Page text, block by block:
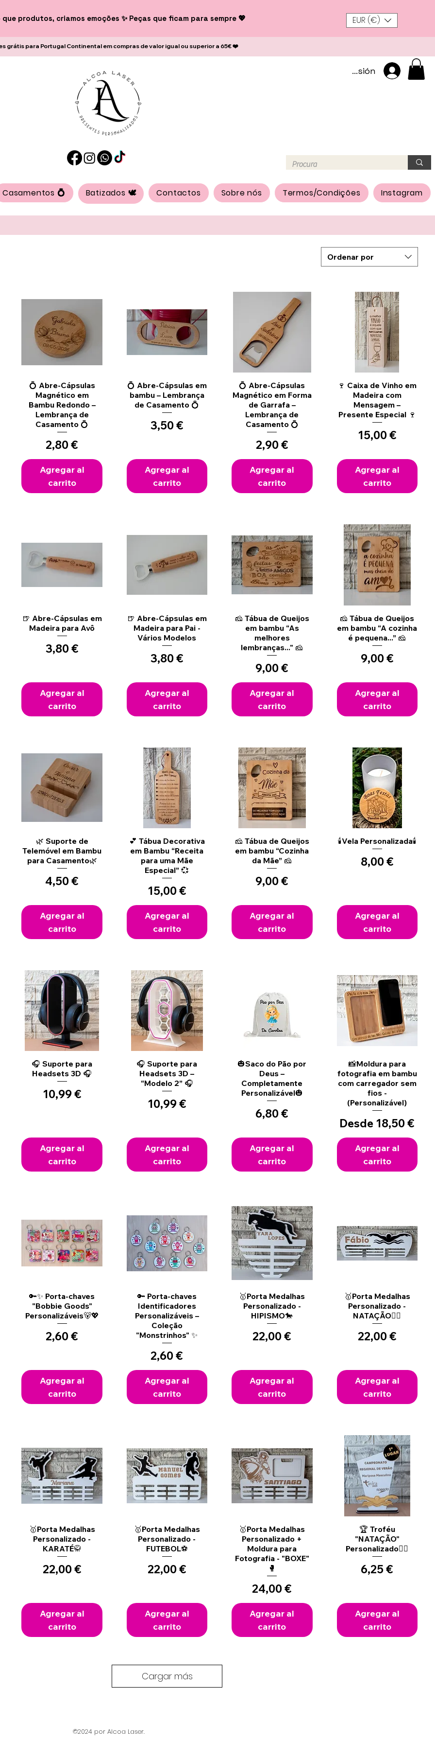
que produtos, criamos emoções ✨ Peças que ficam para sempre 💖 EUR (€)
grátis para Portugal Continental em compras de valor igual ou superior a 65€ ❤️
Iniciar sesión
Casamentos 💍 Batizados 🕊️ Contactos Sobre nós Termos/Condições Instagram
Ordenar por
Vista rápida
💍 Abre-Cápsulas
Magnético em
Bambu Redondo –
Lembrança de
Casamento 💍
Precio
2,80 €
Agregar al
carrito
Vista rápida
💍 Abre-Cápsulas em
bambu – Lembrança
de Casamento 💍
Precio
3,50 €
Agregar al
carrito
Vista rápida
💍 Abre-Cápsulas
Magnético em Forma
de Garrafa –
Lembrança de
Casamento 💍
Precio
2,90 €
Agregar al
carrito
Vista rápida
🍷 Caixa de Vinho em
Madeira com
Mensagem –
Presente Especial 🍷
Precio
15,00 €
Agregar al
carrito
Vista rápida
🍺 Abre-Cápsulas em
Madeira para Avô
Precio
3,80 €
Agregar al
carrito
Vista rápida
🍺 Abre-Cápsulas em
Madeira para Pai -
Vários Modelos
Precio
3,80 €
Agregar al
carrito
Vista rápida
🧀 Tábua de Queijos
em bambu “As
melhores
lembranças..." 🧀
Precio
9,00 €
Agregar al
carrito
Vista rápida
🧀 Tábua de Queijos
em bambu “A cozinha
é pequena...” 🧀
Precio
9,00 €
Agregar al
carrito
Vista rápida
🌿 Suporte de
Telemóvel em Bambu
para Casamento🌿
Precio
4,50 €
Agregar al
carrito
Vista rápida
💕 Tábua Decorativa
em Bambu “Receita
para uma Mãe
Especial” 💞
Precio
15,00 €
Agregar al
carrito
Vista rápida
🧀 Tábua de Queijos
em bambu “Cozinha
da Mãe” 🧀
Precio
9,00 €
Agregar al
carrito
Vista rápida
🕯️Vela Personalizada🕯️
Precio
8,00 €
Agregar al
carrito
Vista rápida
🎧 Suporte para
Headsets 3D 🎧
Precio
10,99 €
Agregar al
carrito
Vista rápida
🎧 Suporte para
Headsets 3D –
“Modelo 2” 🎧
Precio
10,99 €
Agregar al
carrito
Vista rápida
🎃Saco do Pão por
Deus –
Completamente
Personalizável🎃
Precio
6,80 €
Agregar al
carrito
Vista rápida
📸Moldura para
fotografia em bambu
com carregador sem
fios -
(Personalizável)
Desde 18,50 €
Precio de oferta
Agregar al
carrito
Vista rápida
🔑✨ Porta-chaves
"Bobbie Goods"
Personalizáveis🐻💖
Precio
2,60 €
Agregar al
carrito
Vista rápida
🔑 Porta-chaves
Identificadores
Personalizáveis –
Coleção
"Monstrinhos" ✨
Precio
2,60 €
Agregar al
carrito
Vista rápida
🥇Porta Medalhas
Personalizado -
HIPISMO🐎
Precio
22,00 €
Agregar al
carrito
Vista rápida
🥇Porta Medalhas
Personalizado -
NATAÇÃO🏊‍♂️
Precio
22,00 €
Agregar al
carrito
Vista rápida
🥇Porta Medalhas
Personalizado -
KARATÉ🥋
Precio
22,00 €
Agregar al
carrito
Vista rápida
🥇Porta Medalhas
Personalizado -
FUTEBOL⚽
Precio
22,00 €
Agregar al
carrito
Vista rápida
🥇Porta Medalhas
Personalizado +
Moldura para
Fotografia - "BOXE"
🥊
Precio
24,00 €
Agregar al
carrito
Vista rápida
🏆 Troféu
"NATAÇÃO"
Personalizado🏊‍♂️
Precio
6,25 €
Agregar al
carrito
Cargar más
©2024 por Alcoa Laser.